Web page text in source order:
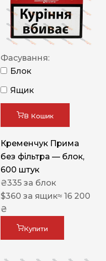
Фасування:
Блок
Ящик
В Кошик
Кременчук Прима
без фільтра — блок,
600 штук
₴335 за блок
$360 за ящик≈ 16 200
₴
Купити